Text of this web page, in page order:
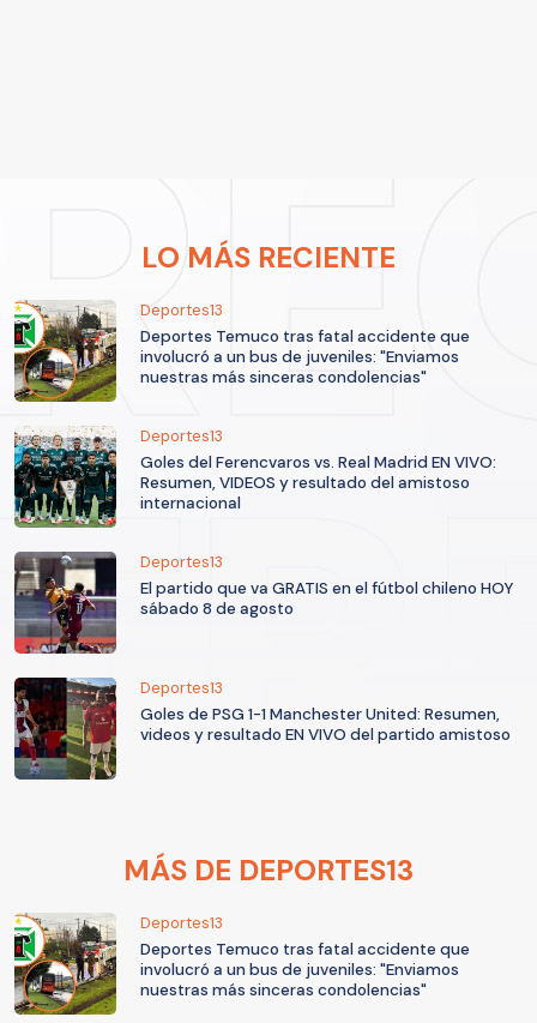
LO MÁS RECIENTE
Deportes13
Deportes Temuco tras fatal accidente que
involucró a un bus de juveniles: "Enviamos
nuestras más sinceras condolencias"
Deportes13
Goles del Ferencvaros vs. Real Madrid EN VIVO:
Resumen, VIDEOS y resultado del amistoso
internacional
Deportes13
El partido que va GRATIS en el fútbol chileno HOY
sábado 8 de agosto
Deportes13
Goles de PSG 1-1 Manchester United: Resumen,
videos y resultado EN VIVO del partido amistoso
MÁS DE DEPORTES13
Deportes13
Deportes Temuco tras fatal accidente que
involucró a un bus de juveniles: "Enviamos
nuestras más sinceras condolencias"